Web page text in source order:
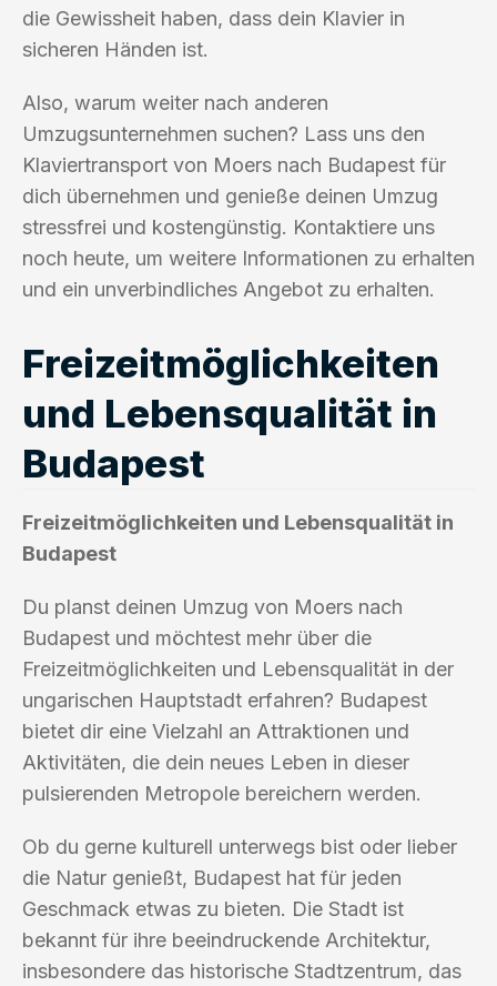
die Gewissheit haben, dass dein Klavier in
sicheren Händen ist.
Also, warum weiter nach anderen
Umzugsunternehmen suchen? Lass uns den
Klaviertransport von Moers nach Budapest für
dich übernehmen und genieße deinen Umzug
stressfrei und kostengünstig. Kontaktiere uns
noch heute, um weitere Informationen zu erhalten
und ein unverbindliches Angebot zu erhalten.
Freizeitmöglichkeiten
und Lebensqualität in
Budapest
Freizeitmöglichkeiten und Lebensqualität in
Budapest
Du planst deinen Umzug von Moers nach
Budapest und möchtest mehr über die
Freizeitmöglichkeiten und Lebensqualität in der
ungarischen Hauptstadt erfahren? Budapest
bietet dir eine Vielzahl an Attraktionen und
Aktivitäten, die dein neues Leben in dieser
pulsierenden Metropole bereichern werden.
Ob du gerne kulturell unterwegs bist oder lieber
die Natur genießt, Budapest hat für jeden
Geschmack etwas zu bieten. Die Stadt ist
bekannt für ihre beeindruckende Architektur,
insbesondere das historische Stadtzentrum, das